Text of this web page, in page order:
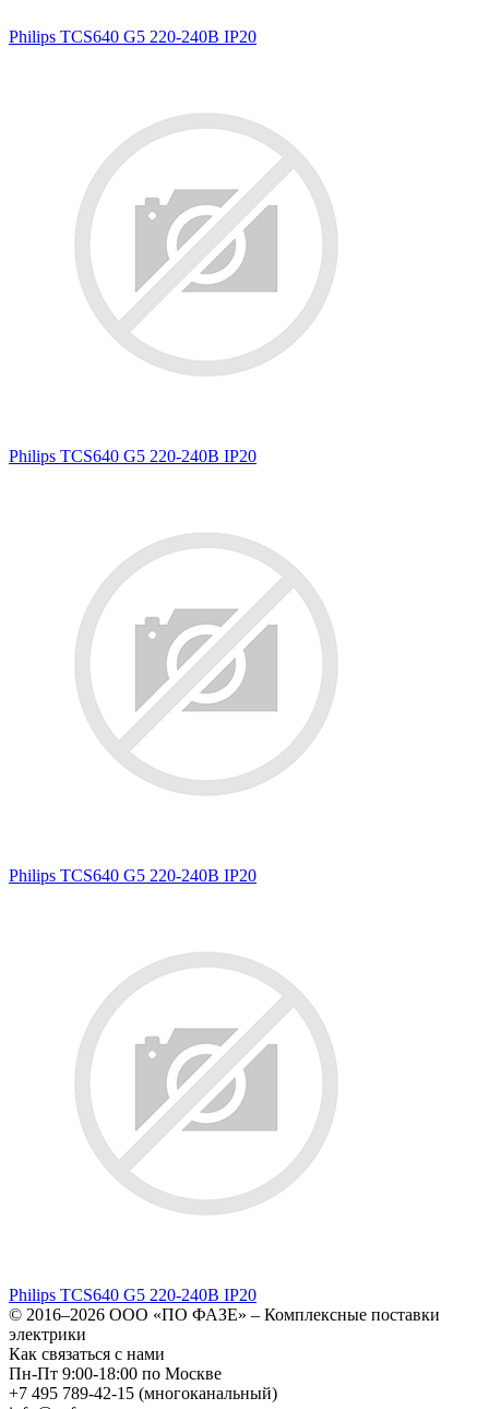
Philips TCS640 G5 220-240В IP20
Philips TCS640 G5 220-240В IP20
Philips TCS640 G5 220-240В IP20
Philips TCS640 G5 220-240В IP20
© 2016–2026 ООО «ПО ФАЗЕ» – Комплексные поставки
электрики
Как связаться с нами
Пн-Пт 9:00-18:00 по Москве
+7 495 789-42-15 (многоканальный)